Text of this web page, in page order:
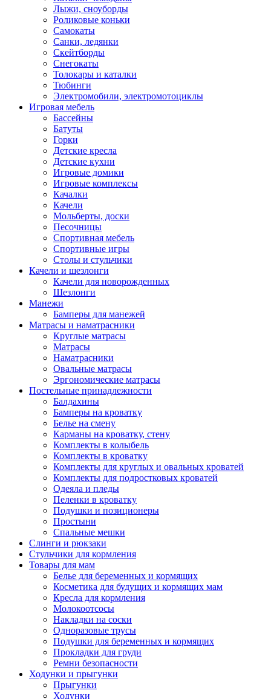
Лыжи, сноуборды
Роликовые коньки
Самокаты
Санки, ледянки
Скейтборды
Снегокаты
Толокары и каталки
Тюбинги
Электромобили, электромотоциклы
Игровая мебель
Бассейны
Батуты
Горки
Детские кресла
Детские кухни
Игровые домики
Игровые комплексы
Качалки
Качели
Мольберты, доски
Песочницы
Спортивная мебель
Спортивные игры
Столы и стульчики
Качели и шезлонги
Качели для новорожденных
Шезлонги
Манежи
Бамперы для манежей
Матрасы и наматрасники
Круглые матрасы
Матрасы
Наматрасники
Овальные матрасы
Эргономические матрасы
Постельные принадлежности
Балдахины
Бамперы на кроватку
Белье на смену
Карманы на кроватку, стену
Комплекты в колыбель
Комплекты в кроватку
Комплекты для круглых и овальных кроватей
Комплекты для подростковых кроватей
Одеяла и пледы
Пеленки в кроватку
Подушки и позиционеры
Простыни
Спальные мешки
Слинги и рюкзаки
Стульчики для кормления
Товары для мам
Белье для беременных и кормящих
Косметика для будущих и кормящих мам
Кресла для кормления
Молокоотсосы
Накладки на соски
Одноразовые трусы
Подушки для беременных и кормящих
Прокладки для груди
Ремни безопасности
Ходунки и прыгунки
Прыгунки
Ходунки